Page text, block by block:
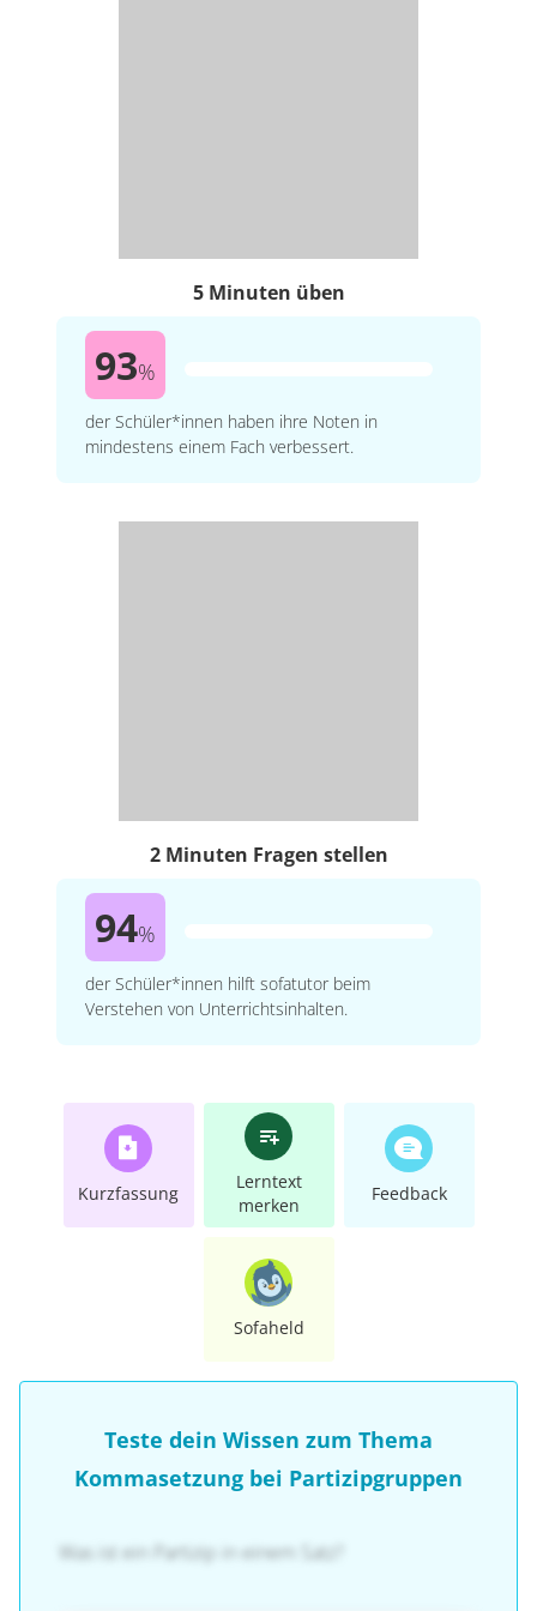
5 Minuten üben
93%
der Schüler*innen haben ihre Noten in
mindestens einem Fach verbessert.
2 Minuten Fragen stellen
94%
der Schüler*innen hilft sofatutor beim
Verstehen von Unterrichtsinhalten.
Kurzfassung
Lerntext
merken
Feedback
Sofaheld
Teste dein Wissen zum Thema
Kommasetzung bei Partizipgruppen
Was ist ein Partizip in einem Satz?